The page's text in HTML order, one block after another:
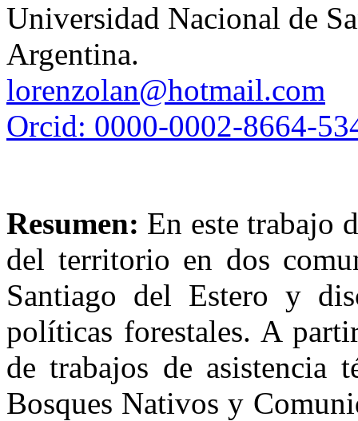
Universidad Nacional de
Argentina.
lorenzolan@hotmail.com
Orcid: 0000-0002-8664-
Resumen: En este trabajo
del territorio en dos
Santiago del Estero y
políticas forestales. A
de trabajos de asistencia
Bosques Nativos y